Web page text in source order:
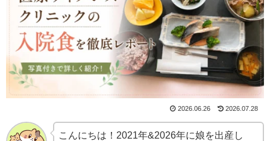
2026.06.26 2026.07.28
こんにちは！2021年&2026年に娘を出産し